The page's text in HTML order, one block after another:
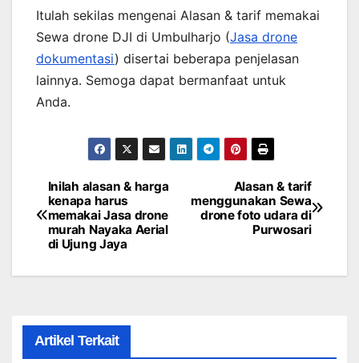
Itulah sekilas mengenai Alasan & tarif memakai
Sewa drone DJI di Umbulharjo (Jasa drone
dokumentasi) disertai beberapa penjelasan
lainnya. Semoga dapat bermanfaat untuk
Anda.
Post
navigation
Alasan & tarif
menggunakan Sewa
drone foto udara di
Purwosari
Inilah alasan & harga
kenapa harus
memakai Jasa drone
murah Nayaka Aerial
di Ujung Jaya
Artikel Terkait